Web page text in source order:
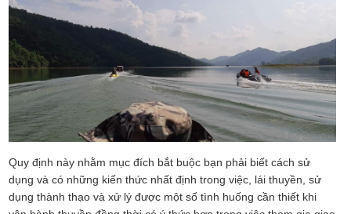
Quy định này nhằm mục đích bắt buộc bạn phải biết cách sử
dụng và có những kiến thức nhất định trong việc, lái thuyền, sử
dụng thành thạo và xử lý được một số tình huống cần thiết khi